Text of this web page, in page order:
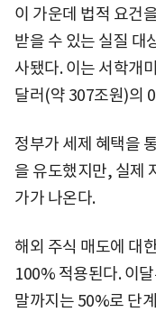
이 가운데 법적 요건
받을 수 있는 실질 대
사됐다. 이는 서학개
달러(약 307조원)의
정부가 세제 혜택을
을 유도했지만, 실제
가가 나온다.
해외 주식 매도에 대
100% 적용된다. 이
말까지는 50%로 단